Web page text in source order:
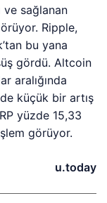
ve sağlanan
Ripple,
bu yana
gördü. Altcoin
aralığında
küçük bir artış
yüzde 15,33
görüyor.
u.today